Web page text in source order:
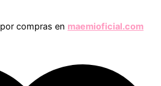
por compras en maemioficial.com